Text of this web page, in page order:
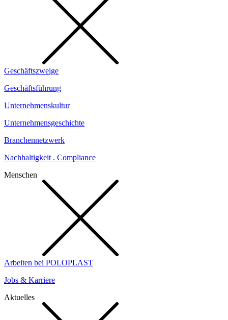
Geschäftszweige
Geschäftsführung
Unternehmenskultur
Unternehmensgeschichte
Branchennetzwerk
Nachhaltigkeit . Compliance
Menschen
Arbeiten bei POLOPLAST
Jobs & Karriere
Aktuelles